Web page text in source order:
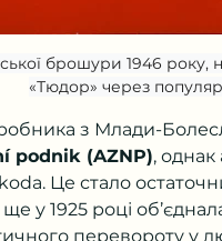
брошури 1946 року,
«Тюдор» через
з Млади-
podnik (AZNP),
Це стало
у 1925 році
перевороту у